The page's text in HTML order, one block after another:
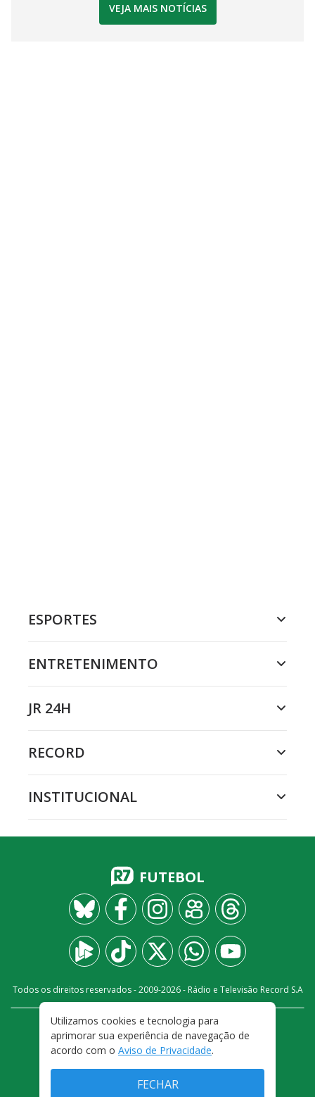
VEJA MAIS NOTÍCIAS
ESPORTES
ENTRETENIMENTO
JR 24H
RECORD
INSTITUCIONAL
FUTEBOL
Todos os direitos reservados - 2009-2026- Rádio e Televisão Record S.A
FALE CONOSCO
PRIVACIDADE
TERMOS E CONDIÇÕES DE USO
Utilizamos cookies e tecnologia para
aprimorar sua experiência de navegação de
acordo com o Aviso de Privacidade.
FECHAR